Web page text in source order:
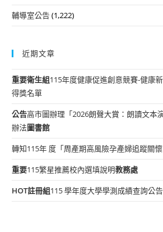
輔導室公告(1,222)
近期文章
重要衛生組115年度健康促進創意競賽-健康
得獎名單
公告高市圖辦理「2026朗聲大賞：朗讀文本
辦法圖書館
轉知115年 度「周產期高風險孕產婦追蹤關懷
重要115繁星推薦校內選填說明教務處
HOT註冊組115 學年度大學學測成績查詢公告